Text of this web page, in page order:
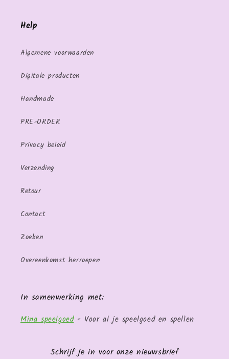
Help
Algemene voorwaarden
Digitale producten
Handmade
PRE-ORDER
Privacy beleid
Verzending
Retour
Contact
Zoeken
Overeenkomst herroepen
In samenwerking met:
Mina speelgoed- Voor al je speelgoed en spellen
Schrijf je in voor onze nieuwsbrief